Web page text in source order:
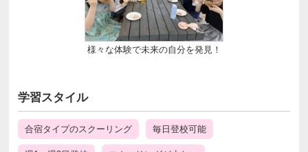
様々な体験で未来の自分を発見！
学習スタイル
合宿タイプのスクーリング 毎日登校可能